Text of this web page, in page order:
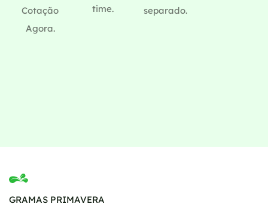
Cotação
Agora.
time.
separado.
GRAMAS PRIMAVERA